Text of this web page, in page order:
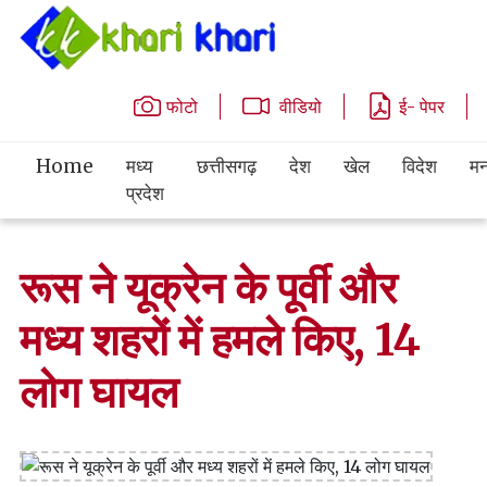
फोटो वीडियो ई- पेपर
Home
मध्य
प्रदेश
छत्तीसगढ़ देश खेल विदेश
रूस ने यूक्रेन के पूर्वी और
मध्य शहरों में हमले किए, 14
लोग घायल